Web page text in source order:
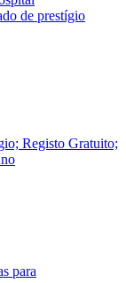
de prestígio
Registo Gratuito;
para